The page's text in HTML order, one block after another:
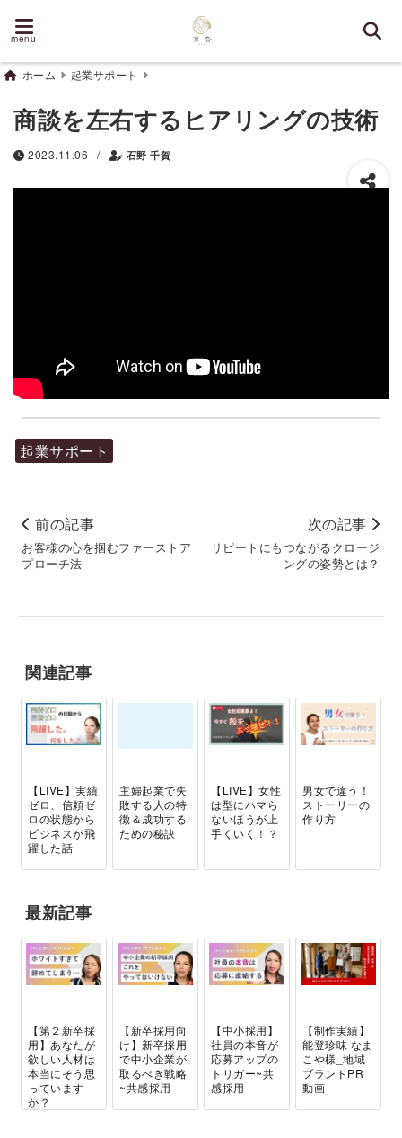
menu
ホーム 起業サポート
商談を左右するヒアリングの技術
2023.11.06 / 石野 千賀
起業サポート
前の記事
お客様の心を掴むファーストア
プローチ法
次の記事
リピートにもつながるクロージ
ングの姿勢とは？
関連記事
【LIVE】実績
ゼロ、信頼ゼ
ロの状態から
ビジネスが飛
躍した話
主婦起業で失
敗する人の特
徴＆成功する
ための秘訣
【LIVE】女性
は型にハマら
ないほうが上
手くいく！？
男女で違う！
ストーリーの
作り方
最新記事
【第２新卒採
用】あなたが
欲しい人材は
本当にそう思
っています
か？
【新卒採用向
け】新卒採用
で中小企業が
取るべき戦略
~共感採用
【中小採用】
社員の本音が
応募アップの
トリガー~共
感採用
【制作実績】
能登珍味 なま
こや様_地域
ブランドPR
動画